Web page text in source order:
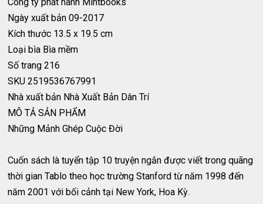
Công ty phát hành Mintbooks
Ngày xuất bản 09-2017
Kích thước 13.5 x 19.5 cm
Loại bìa Bìa mềm
Số trang 216
SKU 2519536767991
Nhà xuất bản Nhà Xuất Bản Dân Trí
MÔ TẢ SẢN PHẨM
Những Mảnh Ghép Cuộc Đời
Cuốn sách là tuyển tập 10 truyện ngắn được viết trong quãng
thời gian Tablo theo học trường Stanford từ năm 1998 đến
năm 2001 với bối cảnh tại New York, Hoa Kỳ.